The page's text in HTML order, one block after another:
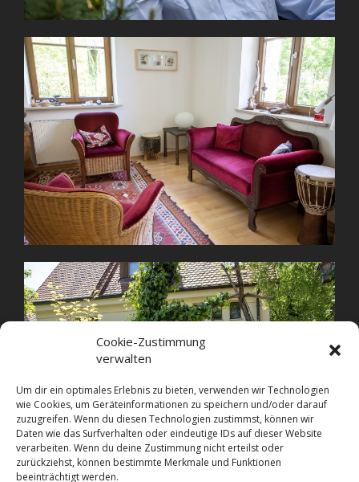
Cookie-Zustimmung
verwalten
Um dir ein optimales Erlebnis zu bieten, verwenden wir Technologien
wie Cookies, um Geräteinformationen zu speichern und/oder darauf
zuzugreifen. Wenn du diesen Technologien zustimmst, können wir
Daten wie das Surfverhalten oder eindeutige IDs auf dieser Website
verarbeiten. Wenn du deine Zustimmung nicht erteilst oder
zurückziehst, können bestimmte Merkmale und Funktionen
beeinträchtigt werden.